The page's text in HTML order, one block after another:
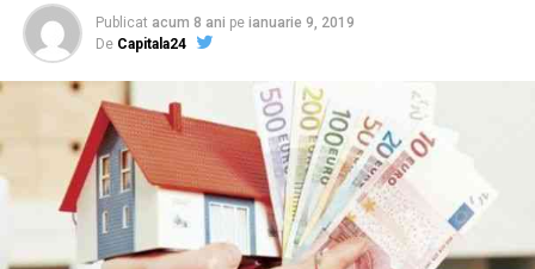
Publicat acum 8 ani pe ianuarie 9, 2019
De Capitala24